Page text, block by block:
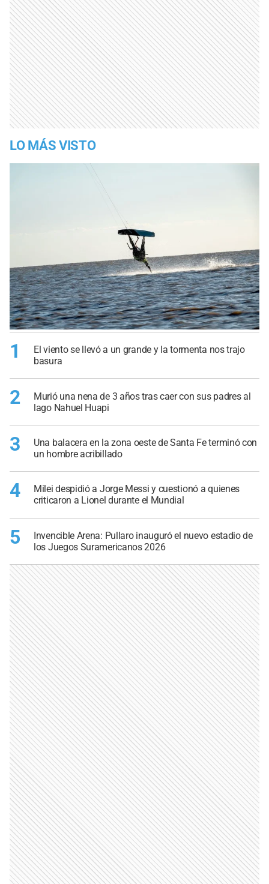
LO MÁS VISTO
1
El viento se llevó a un grande y la tormenta nos trajo
basura
2
Murió una nena de 3 años tras caer con sus padres al
lago Nahuel Huapi
3
Una balacera en la zona oeste de Santa Fe terminó con
un hombre acribillado
4
Milei despidió a Jorge Messi y cuestionó a quienes
criticaron a Lionel durante el Mundial
5
Invencible Arena: Pullaro inauguró el nuevo estadio de
los Juegos Suramericanos 2026